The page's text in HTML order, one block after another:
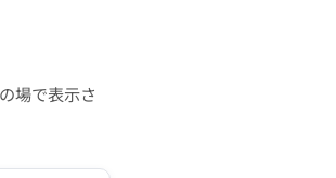
場で表示さ